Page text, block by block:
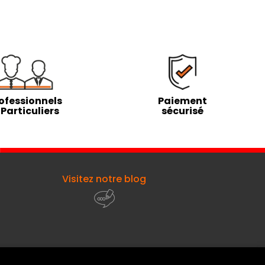
Particuliers
Paiement
sécurisé
Visitez notre blog